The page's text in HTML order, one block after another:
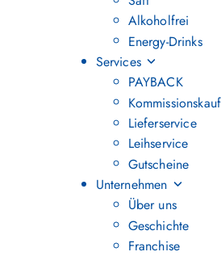
Alkoholfrei
Energy-Drinks
Services
PAYBACK
Kommissionskauf
Lieferservice
Leihservice
Gutscheine
Unternehmen
Über uns
Geschichte
Franchise